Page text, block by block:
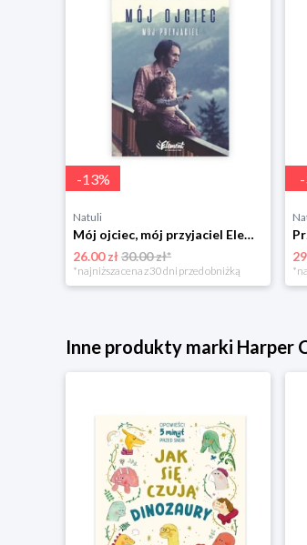
-13%
Natuli
Mój ojciec, mój przyjaciel Element
26.00 zł30.00 zł*
*najniższa cena z 30 dni przed obniżką
-
Inne produkty marki Harper